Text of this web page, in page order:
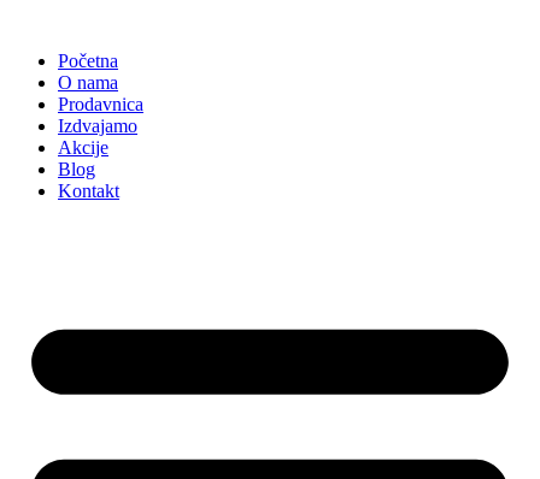
sadržajPočetna
O nama
Prodavnica
Izdvajamo
Akcije
Blog
Kontakt